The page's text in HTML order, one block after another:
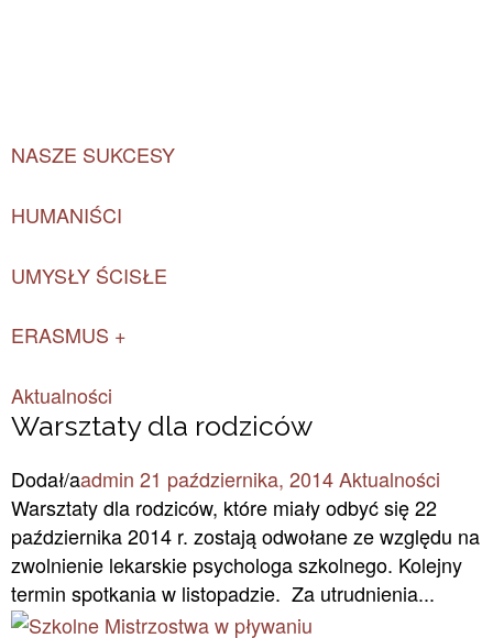
NASZE SUKCESY
HUMANIŚCI
UMYSŁY ŚCISŁE
ERASMUS +
Aktualności
Warsztaty dla rodziców
Dodał/aadmin 21 października, 2014Aktualności
Warsztaty dla rodziców, które miały odbyć się 22
października 2014 r. zostają odwołane ze względu na
zwolnienie lekarskie psychologa szkolnego. Kolejny
termin spotkania w listopadzie. Za utrudnienia...